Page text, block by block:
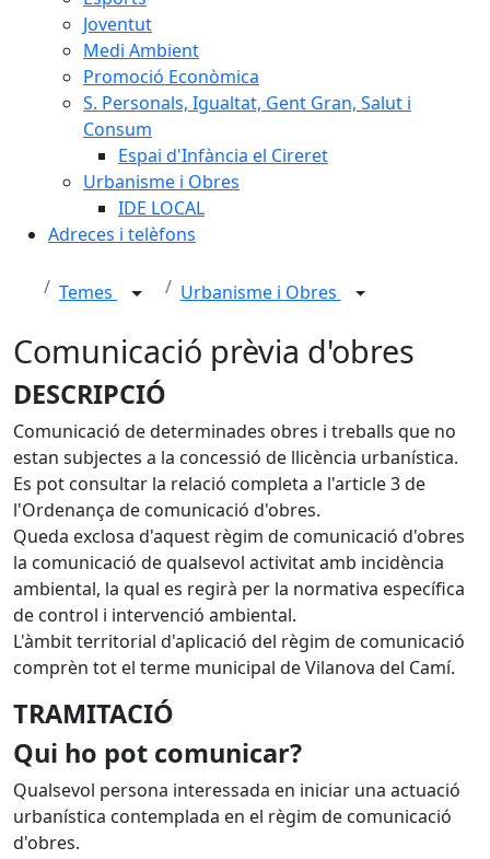
Joventut
Medi Ambient
Promoció Econòmica
S. Personals, Igualtat, Gent Gran, Salut i
Consum
Espai d'Infància el Cireret
Urbanisme i Obres
IDE LOCAL
Adreces i telèfons
Temes Urbanisme i Obres
Comunicació prèvia d'obres
DESCRIPCIÓ
Comunicació de determinades obres i treballs que no
estan subjectes a la concessió de llicència urbanística.
Es pot consultar la relació completa a l'article 3 de
l'Ordenança de comunicació d'obres.
Queda exclosa d'aquest règim de comunicació d'obres
la comunicació de qualsevol activitat amb incidència
ambiental, la qual es regirà per la normativa específica
de control i intervenció ambiental.
L'àmbit territorial d'aplicació del règim de comunicació
comprèn tot el terme municipal de Vilanova del Camí.
TRAMITACIÓ
Qui ho pot comunicar?
Qualsevol persona interessada en iniciar una actuació
urbanística contemplada en el règim de comunicació
d'obres.